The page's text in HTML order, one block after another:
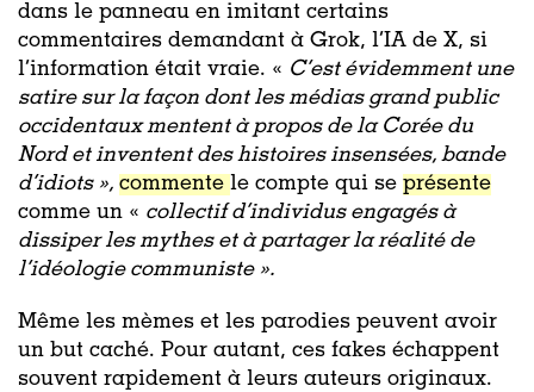
dans le panneau en imitant certains
commentaires demandant à Grok, l’IA de X, si
l’information était vraie. « C’est évidemment une
satire sur la façon dont les médias grand public
occidentaux mentent à propos de la Corée du
Nord et inventent des histoires insensées, bande
d’idiots », commente le compte qui se présente
comme un « collectif d’individus engagés à
dissiper les mythes et à partager la réalité de
l’idéologie communiste ».
Même les mèmes et les parodies peuvent avoir
un but caché. Pour autant, ces fakes échappent
souvent rapidement à leurs auteurs originaux.